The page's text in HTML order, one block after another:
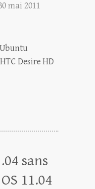
mai 2011
Desire HD
sans
11.04